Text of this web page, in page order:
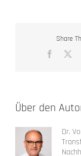
Share
Über den
Dr.